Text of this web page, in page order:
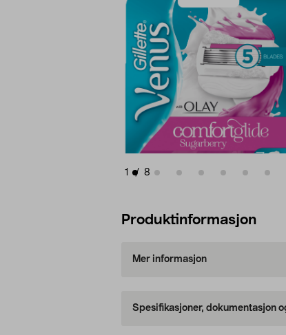
1 / 8
Produktinformasjon
Mer informasjon
Spesifikasjoner, dokumentasjon